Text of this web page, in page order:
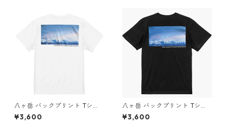
八ヶ岳 バックプリント Tシャ
ツ 綿 コットン 山 登山 山Tシ
ャツ 山のイラスト ホワイト 白
¥3,600
八ヶ岳 バックプリント Tシャ
ツ 綿 コットン 山 登山 山Tシ
ャツ 山のイラスト ブラック 黒
¥3,600